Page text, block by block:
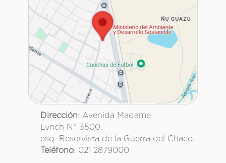
Dirección: Avenida Madame
Lynch N° 3500.
esq. Reservista de la Guerra del Chaco.
Teléfono: 021 2879000